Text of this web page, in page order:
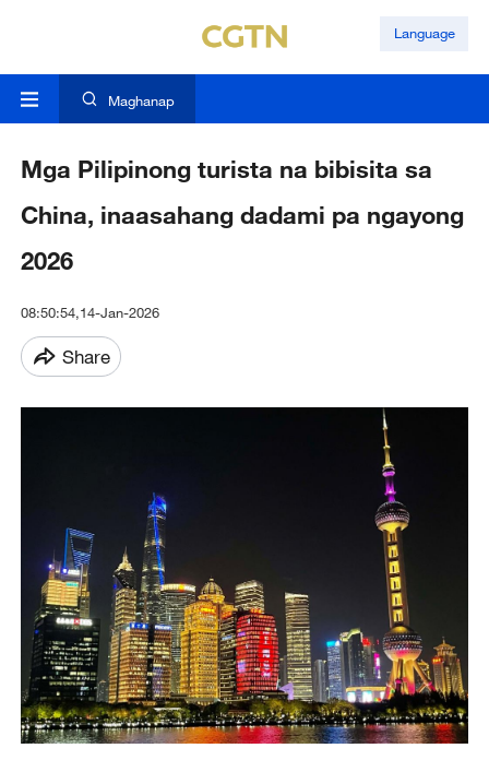
Language
Maghanap
Mga Pilipinong turista na bibisita sa
China, inaasahang dadami pa ngayong
2026
08:50:54,14-Jan-2026
Share